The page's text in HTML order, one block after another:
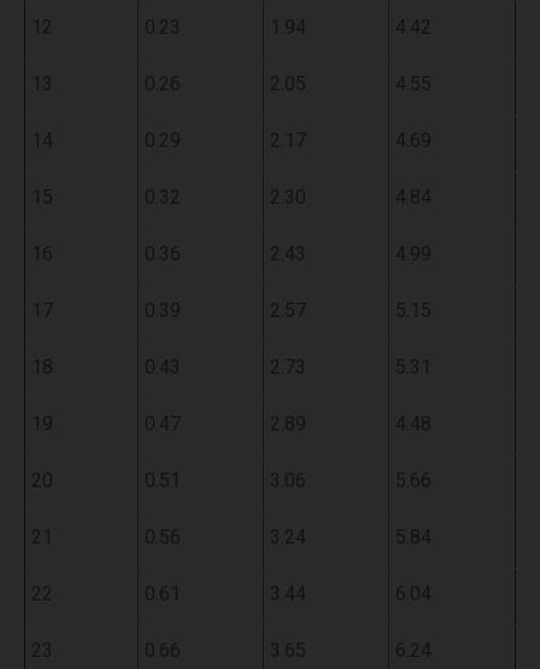
12 0.23 1.94 4.42
13 0.26 2.05 4.55
14 0.29 2.17 4.69
15 0.32 2.30 4.84
16 0.36 2.43 4.99
17 0.39 2.57 5.15
18 0.43 2.73 5.31
19 0.47 2.89 4.48
20 0.51 3.06 5.66
21 0.56 3.24 5.84
22 0.61 3.44 6.04
23 0.66 3.65 6.24